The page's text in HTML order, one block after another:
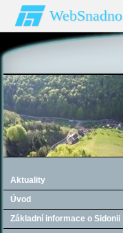
WebSnadno
Aktuality
Úvod
Základní informace o Sidonii